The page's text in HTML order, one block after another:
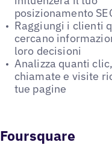
posizionamento
Raggiungi i clienti
cercano
loro decisioni
Analizza quanti clic,
chiamate e visite
tue pagine
Foursquare